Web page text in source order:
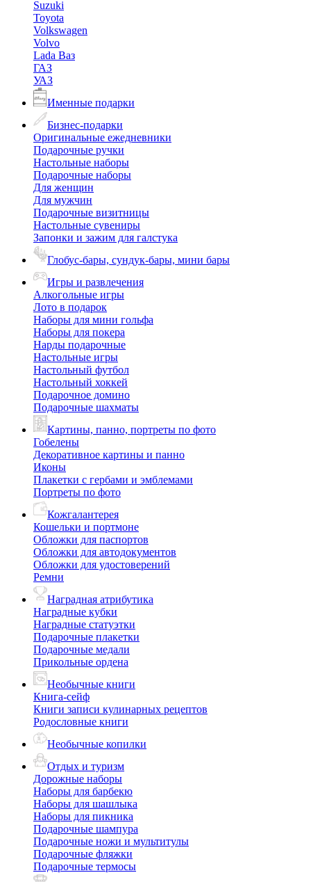
Suzuki
Toyota
Volkswagen
Volvo
Lada Ваз
ГАЗ
УАЗ
Именные подарки
Бизнес-подарки
Оригинальные ежедневники
Подарочные ручки
Настольные наборы
Подарочные наборы
Для женщин
Для мужчин
Подарочные визитницы
Настольные сувениры
Запонки и зажим для галстука
Глобус-бары, сундук-бары, мини бары
Игры и развлечения
Алкогольные игры
Лото в подарок
Наборы для мини гольфа
Наборы для покера
Нарды подарочные
Настольные игры
Настольный футбол
Настольный хоккей
Подарочное домино
Подарочные шахматы
Картины, панно, портреты по фото
Гобелены
Декоративное картины и панно
Иконы
Плакетки с гербами и эмблемами
Портреты по фото
Кожгалантерея
Кошельки и портмоне
Обложки для паспортов
Обложки для автодокументов
Обложки для удостоверений
Ремни
Наградная атрибутика
Наградные кубки
Наградные статуэтки
Подарочные плакетки
Подарочные медали
Прикольные ордена
Необычные книги
Книга-сейф
Книги записи кулинарных рецептов
Родословные книги
Необычные копилки
Отдых и туризм
Дорожные наборы
Наборы для барбекю
Наборы для шашлыка
Наборы для пикника
Подарочные шампура
Подарочные ножи и мультитулы
Подарочные фляжки
Подарочные термосы